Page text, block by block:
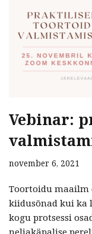
Vebinar:
november 6, 2021
Toortoidu maailm
kiidusõnad kui ka
kogu protsessi